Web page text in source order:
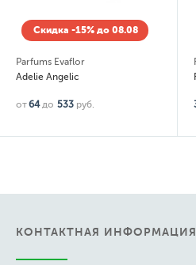
Скидка -15% до 08.08
Franca Feretti
For Man Black
345 руб.
КОНТАКТНАЯ ИНФОРМАЦИЯ